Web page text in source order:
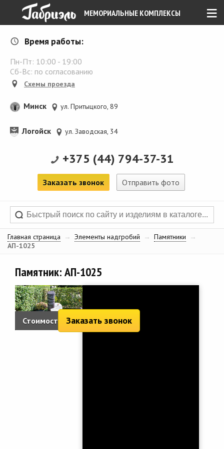
≡
МЕМОРИАЛЬНЫЕ КОМПЛЕКСЫ
Время работы:
Пн-Пт: 10:00 - 19:00
Сб-Вс: по согласованию
Схемы проезда
Минск ул. Притыцкого, 89
Логойск ул. Заводская, 34
+375 (44) 794-37-31
Заказать звонок Отправить фото
Главная страница → Элементы надгробий → Памятники
→
АП-1025
Памятник: АП-1025
Стоимость: Заказать звонок